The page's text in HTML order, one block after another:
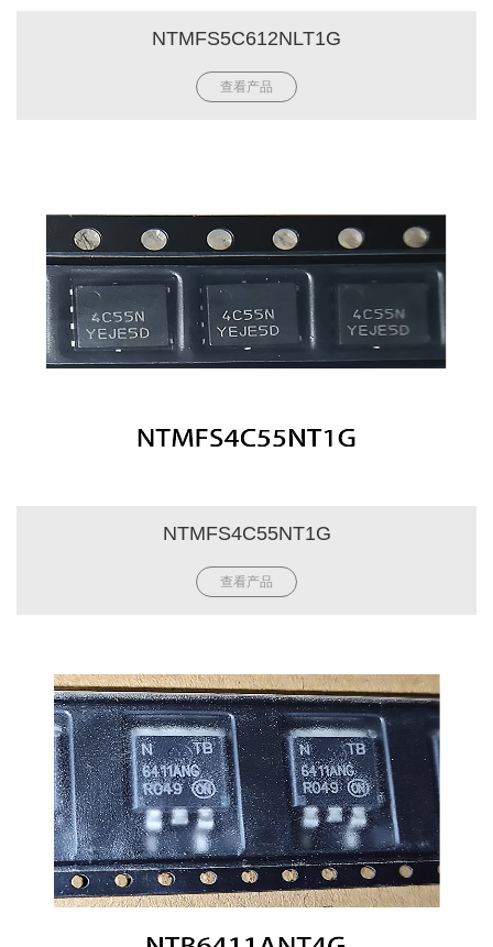
NTMFS5C612NLT1G
查看产品
NTMFS4C55NT1G
查看产品